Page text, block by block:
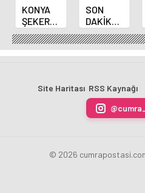
KONYA
ŞEKER
YILLIK 7
BİN 500
TON
ÜRETİLECEK
SON
DAKİKA
HABERİ:
Yeni
Merkez
Fatih
Karahan
oldu
Site Haritası RSS Kaynağı
© 2026 cumrapostasi.com